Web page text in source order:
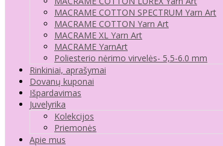
MACRAME COTTON SPECTRUM Yarn Art
MACRAME COTTON Yarn Art
MACRAME XL Yarn Art
MACRAME YarnArt
Poliesterio nėrimo virvelės- 5,5-6.0 mm
Rinkiniai, aprašymai
Dovanų kuponai
Išpardavimas
Juvelyrika
Kolekcijos
Priemonės
Apie mus